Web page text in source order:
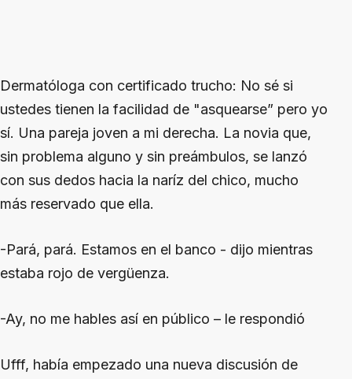
Dermatóloga con certificado trucho: No sé si
ustedes tienen la facilidad de "asquearse” pero yo
sí. Una pareja joven a mi derecha. La novia que,
sin problema alguno y sin preámbulos, se lanzó
con sus dedos hacia la naríz del chico, mucho
más reservado que ella.
-Pará, pará. Estamos en el banco - dijo mientras
estaba rojo de vergüenza.
-Ay, no me hables así en público – le respondió
Ufff, había empezado una nueva discusión de